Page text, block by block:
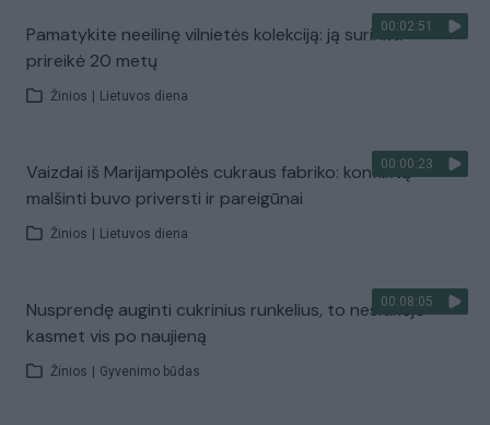
00:02:51
Pamatykite neeilinę vilnietės kolekciją: ją surinkti
prireikė 20 metų
Žinios Lietuvos diena
00:00:23
Vaizdai iš Marijampolės cukraus fabriko: konfliktą
malšinti buvo priversti ir pareigūnai
Žinios Lietuvos diena
00:08:05
Nusprendę auginti cukrinius runkelius, to nesitikėjo –
kasmet vis po naujieną
Žinios Gyvenimo būdas